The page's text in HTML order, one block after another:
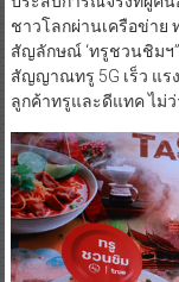
ชาวโลกผ่านเครือข่าย
สัญลักษณ์ ‘ทรูชวนชิมฯ
สัญญาณทรู 5G เร็ว แ
ลูกค้าทรูและดีแทค ไม่